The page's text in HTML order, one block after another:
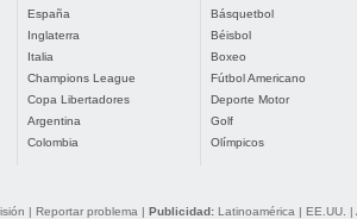
España
Inglaterra
Italia
Champions League
Copa Libertadores
Argentina
Colombia
Básquetbol
Béisbol
Boxeo
Fútbol Americano
Deporte Motor
Golf
Olímpicos
| Reportar problema | Publicidad: Latinoamérica | EE.UU. |